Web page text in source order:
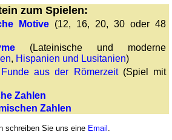
zum Spielen:
Motive (12, 16, 20, 30 oder 48
(Lateinische und moderne
, Hispanien und Lusitanien)
aus der Römerzeit(Spiel mit
Zahlen
Zahlen
schreiben Sie uns eine Email .